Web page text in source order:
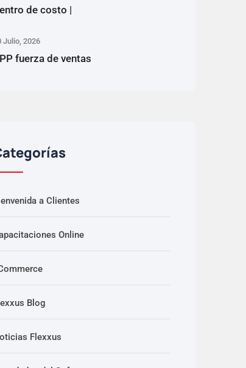
de costo |
Julio, 2026
fuerza de ventas
a Clientes
Online
Blog
Flexxus